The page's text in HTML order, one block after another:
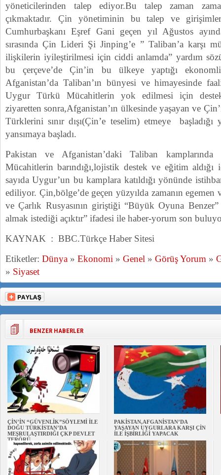
yöneticilerinden talep ediyor.Bu talep zaman
çıkmaktadır. Çin yönetiminin bu talep ve
Cumhurbaşkanı Eşref Gani geçen yıl Ağustos
sırasında Çin Lideri Şi Jinping’e ” Taliban’a karşı
ilişkilerin iyileştirilmesi için ciddi anlamda” yardım
bu çerçeve’de Çin’in bu ülkeye yaptığı
Afganistan’da Taliban’ın bünyesi ve himayesinde
Uygur Türkü Mücahitlerin yok edilmesi için
ziyaretten sonra,Afganistan’ın ülkesinde yaşayan ve
Türklerini sınır dışı(Çin’e teselim) etmeye
yansımaya başladı.
Pakistan ve Afganistan’daki Taliban
Mücahitlerin barındığı,lojistik destek ve eğitim aldığı
sayıda Uygur’un bu kamplara katıldığı yönünde
ediliyor. Çin,bölge’de geçen yüzyılda zamanın
ve Çarlık Rusyasının giriştiği “Büyük Oyuna
almak istediği açıktır” ifadesi ile haber-yorum son
KAYNAK : BBC.Türkçe Haber Sitesi
Etiketler: Dünya » Ekonomi » Genel » Görüş Yorum »
» Siyaset
BENZER HABERLER
ÇİN’İN “GÜVENLİK”SÖYLEMİ İLE
DOĞU TÜRKİSTAN’DA
MEŞRULAŞTIRDIĞI ÇKP DEVLET
TERÖRÜ
PAKİSTAN,AFGANİSTAN’DA
YAŞAYAN UYGURLARA KARŞI ÇİN
İLE İŞBİRLİĞİ YAPACAK